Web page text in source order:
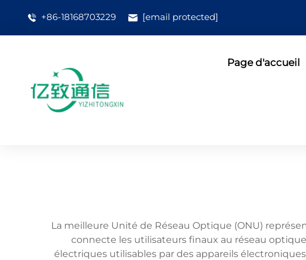
+86-18168703229 [email protected]
Page d'accueil
La meilleure Unité de Réseau Optique (ONU)
connecte les utilisateurs finaux au réseau
électriques utilisables par des appareils